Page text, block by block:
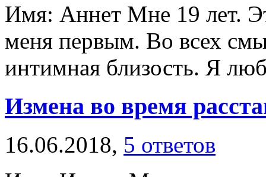
Имя: Аннет Мне 19 лет.
меня первым. Во всех
интимная близость. Я
Измена во время
16.06.2018, 5 ответов